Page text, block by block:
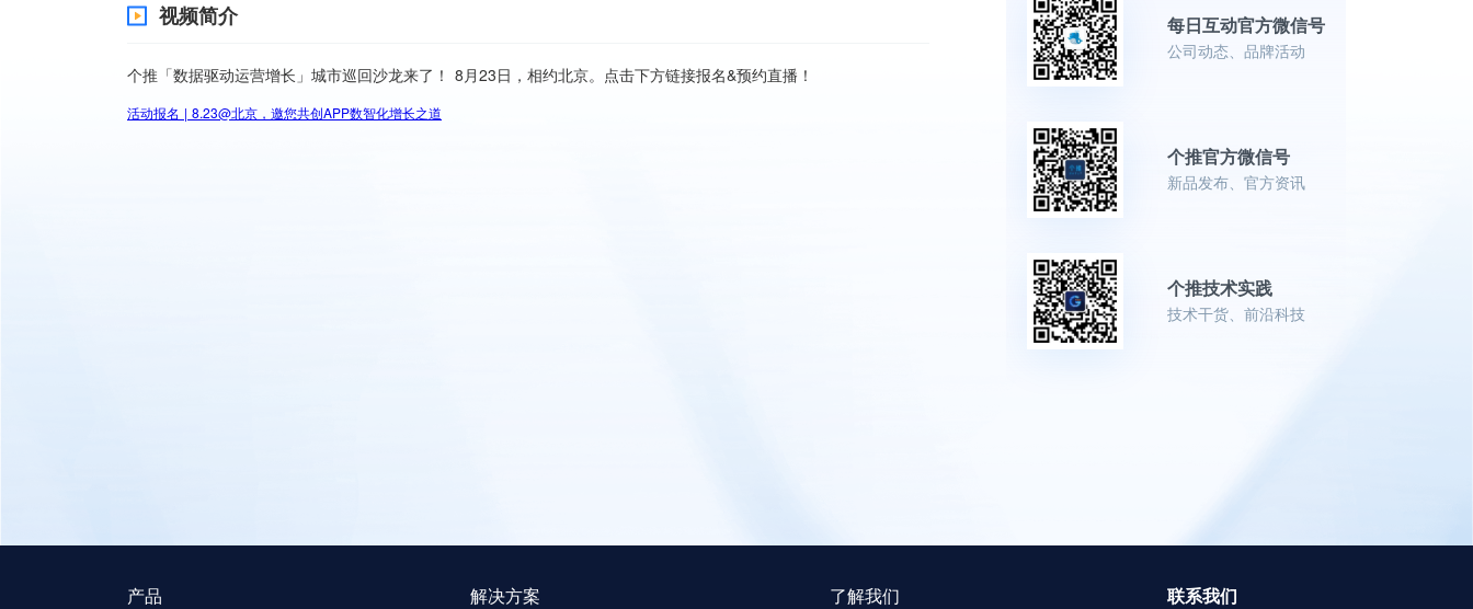
视频简介 每日互动官方微信号
公司动态、品牌活动
个推官方微信号
新品发布、官方资讯
个推技术实践
技术干货、前沿科技
产品 解决方案 了解我们 联系我们